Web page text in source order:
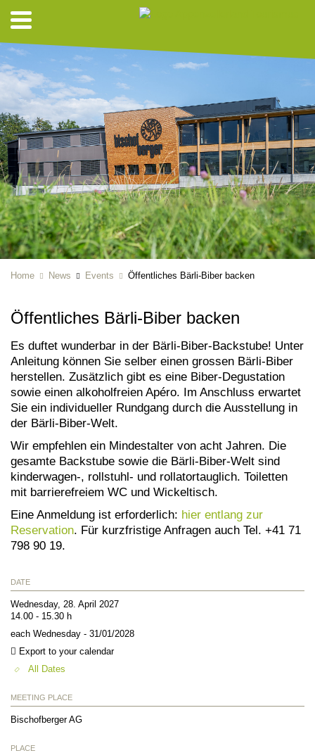
Home News Events Öffentliches Bärli-Biber backen
Öffentliches Bärli-Biber backen
Es duftet wunderbar in der Bärli-Biber-Backstube! Unter
Anleitung können Sie selber einen grossen Bärli-Biber
herstellen. Zusätzlich gibt es eine Biber-Degustation
sowie einen alkoholfreien Apéro. Im Anschluss erwartet
Sie ein individueller Rundgang durch die Ausstellung in
der Bärli-Biber-Welt.
Wir empfehlen ein Mindestalter von acht Jahren. Die
gesamte Backstube sowie die Bärli-Biber-Welt sind
kinderwagen-, rollstuhl- und rollatortauglich. Toiletten
mit barrierefreiem WC und Wickeltisch.
Eine Anmeldung ist erforderlich: hier entlang zur
Reservation . Für kurzfristige Anfragen auch Tel. +41 71
798 90 19.
DATE
Wednesday, 28. April 2027
14.00 - 15.30 h
each Wednesday - 31/01/2028
Export to your calendar
All Dates
MEETING PLACE
Bischofberger AG
PLACE